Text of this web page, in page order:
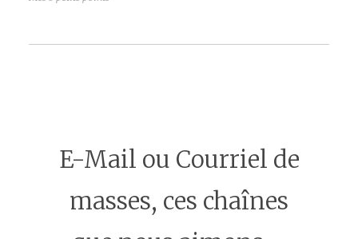
E-Mail ou Courriel de
masses, ces chaînes